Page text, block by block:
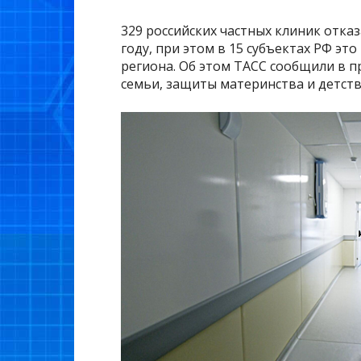
329 российских частных клиник
году, при этом в 15 субъектах РФ
региона. Об этом ТАСС сообщили в
семьи, защиты материнства и